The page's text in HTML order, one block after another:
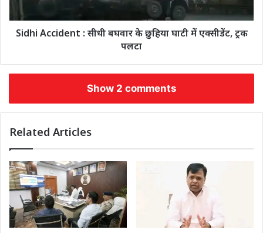
Sidhi Accident : सीधी बघवार के छुहिया घाटी में एक्सीडेंट, ट्रक
पलटा
Show 2 comments
Related Articles